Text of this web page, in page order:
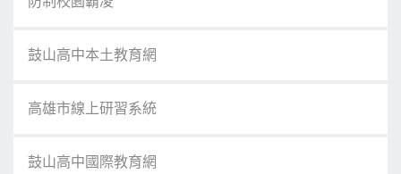
鼓山高中本土教育網
高雄市線上研習系統
鼓山高中國際教育網